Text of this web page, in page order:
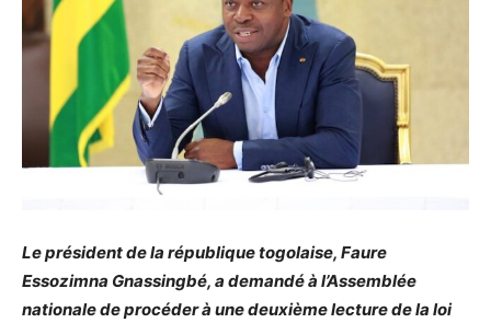
Le président de la république togolaise, Faure
Essozimna Gnassingbé, a demandé à l’Assemblée
nationale de procéder à une deuxième lecture de la loi